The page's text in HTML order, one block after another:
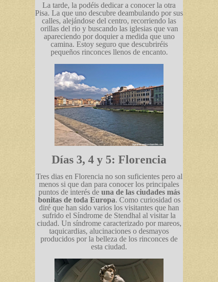
La tarde, la podéis dedicar a conocer la otra
Pisa. La que uno descubre deambulando por sus
calles, alejándose del centro, recorriendo las
orillas del rio y buscando las iglesias que van
apareciendo por doquier a medida que uno
camina. Estoy seguro que descubriréis
pequeños rinconces llenos de encanto.
Días 3, 4 y 5: Florencia
Tres dias en Florencia no son suficientes pero al
menos si que dan para conocer los principales
puntos de interés de una de las ciudades más
bonitas de toda Europa. Como curiosidad os
diré que han sido varios los visitantes que han
sufrido el Síndrome de Stendhal al visitar la
ciudad. Un síndrome caracterizado por mareos,
taquicardias, alucinaciones o desmayos
producidos por la belleza de los rinconces de
esta ciudad.